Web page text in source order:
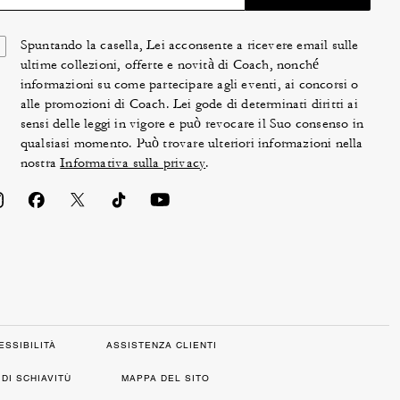
Spuntando la casella, Lei acconsente a ricevere email sulle
ultime collezioni, offerte e novità di Coach, nonché
informazioni su come partecipare agli eventi, ai concorsi o
alle promozioni di Coach. Lei gode di determinati diritti ai
sensi delle leggi in vigore e può revocare il Suo consenso in
qualsiasi momento. Può trovare ulteriori informazioni nella
nostraInformativa sulla privacy.
ASSISTENZA CLIENTI
SCHIAVITÙ MAPPA DEL SITO